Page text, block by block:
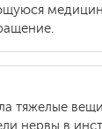
тяжелые
нервы в